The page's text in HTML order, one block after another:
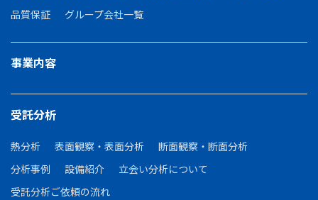
品質保証
グループ会社一覧
事業内容
受託分析
熱分析 表面観察・表面分析
断面観察・断面分析
分析事例
設備紹介
立会い分析について
受託分析ご依頼の流れ